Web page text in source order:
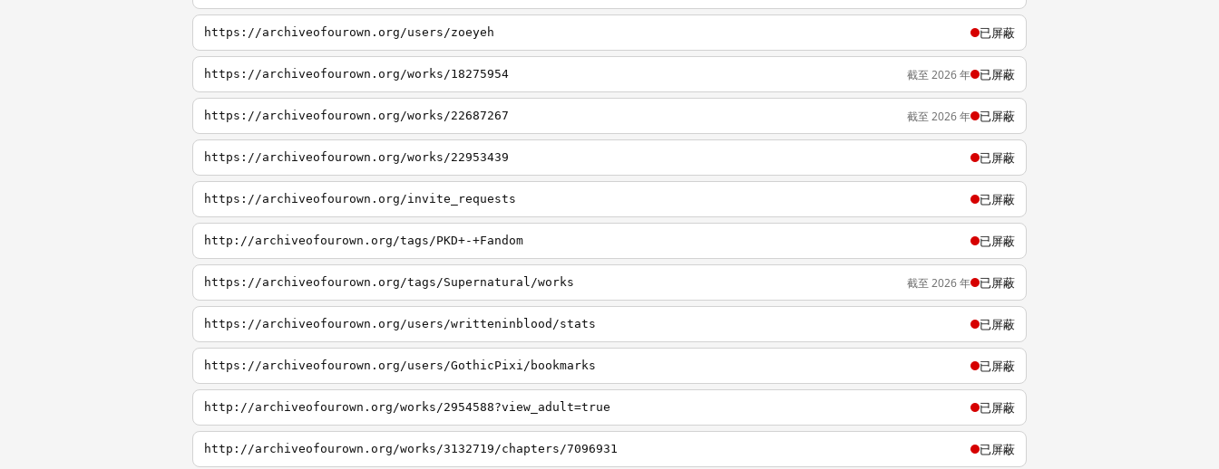
https://archiveofourown.org/users/zoeyeh 已屏蔽
https://archiveofourown.org/works/18275954 截至 2026 年 已屏蔽
https://archiveofourown.org/works/22687267 截至 2026 年 已屏蔽
https://archiveofourown.org/works/22953439 已屏蔽
https://archiveofourown.org/invite_requests 已屏蔽
http://archiveofourown.org/tags/PKD+-+Fandom 已屏蔽
https://archiveofourown.org/tags/Supernatural/works 截至 2026 年 已屏蔽
https://archiveofourown.org/users/writteninblood/stats 已屏蔽
https://archiveofourown.org/users/GothicPixi/bookmarks 已屏蔽
http://archiveofourown.org/works/2954588?view_adult=true 已屏蔽
http://archiveofourown.org/works/3132719/chapters/7096931 已屏蔽